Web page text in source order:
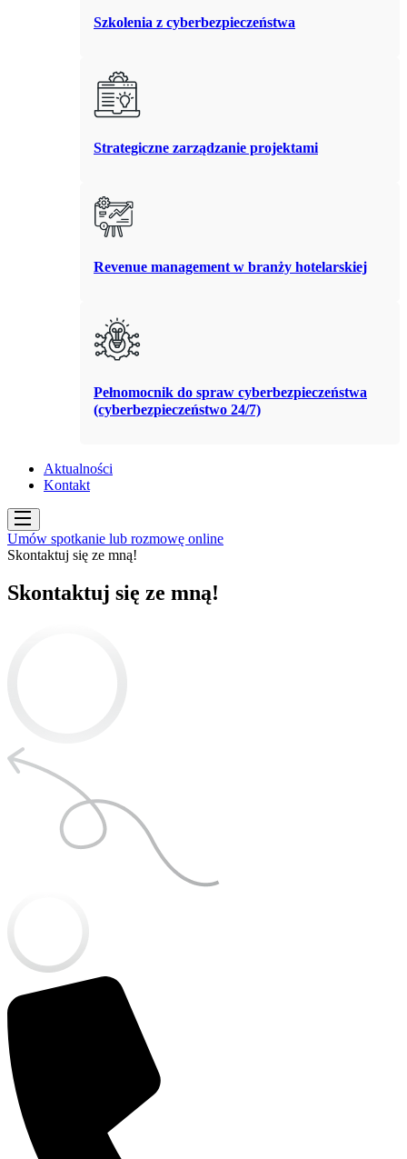
Szkolenia z cyberbezpieczeństwa
Strategiczne zarządzanie projektami
Revenue management w branży hotelarskiej
Pełnomocnik do spraw cyberbezpieczeństwa
(cyberbezpieczeństwo 24/7)
Aktualności
Kontakt
Umów spotkanie lub rozmowę online
Skontaktuj się ze mną!
Skontaktuj się ze mną!